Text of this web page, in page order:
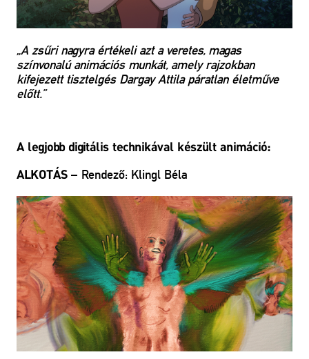
„A zsűri nagyra értékeli azt a veretes, magas
színvonalú animációs munkát, amely rajzokban
kifejezett tisztelgés Dargay Attila páratlan életműve
előtt.”
A legjobb digitális technikával készült animáció:
ALKOTÁS – Rendező: Klingl Béla